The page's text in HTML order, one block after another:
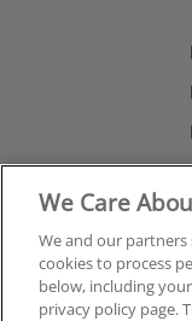
We Care
We and our partners
cookies to process
below, including
privacy policy page.